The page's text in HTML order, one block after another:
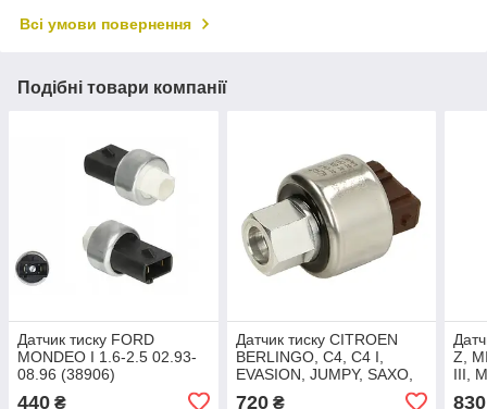
Всі умови повернення
Подібні товари компанії
Датчик тиску FORD
MONDEO I 1.6-2.5 02.93-
08.96 (38906)
440 ₴
Датчик тиску CITROEN
BERLINGO, C4, C4 I,
EVASION, JUMPY, SAXO,
720₴
Z,
III,
830